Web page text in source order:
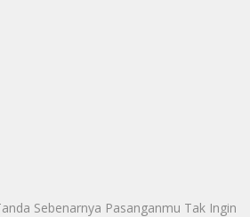
Sebenarnya Pasanganmu Tak Ingin